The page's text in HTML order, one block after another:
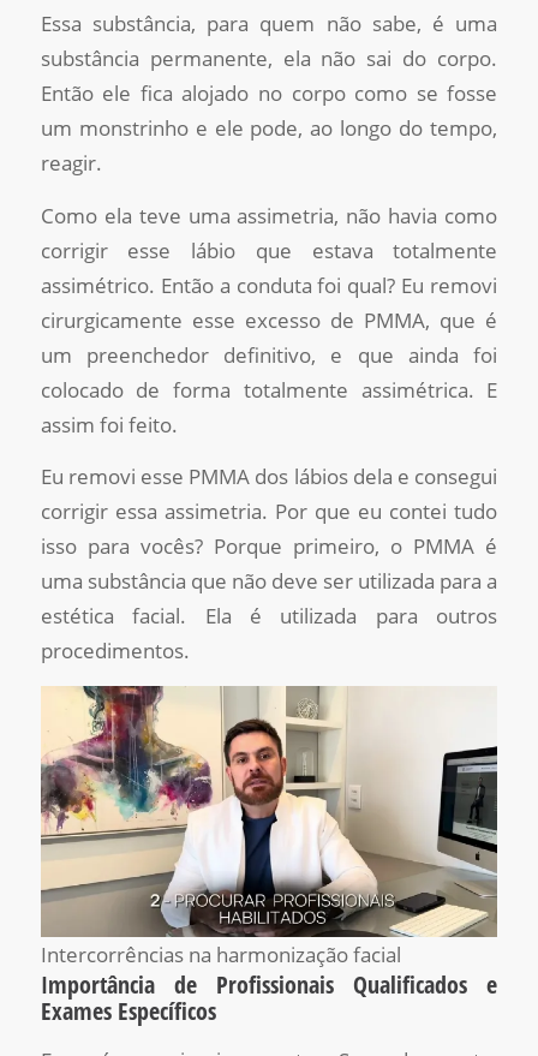
Essa substância, para quem não sabe, é uma
substância permanente, ela não sai do corpo.
Então ele fica alojado no corpo como se fosse
um monstrinho e ele pode, ao longo do tempo,
reagir.
Como ela teve uma assimetria, não havia como
corrigir esse lábio que estava totalmente
assimétrico. Então a conduta foi qual? Eu removi
cirurgicamente esse excesso de PMMA, que é
um preenchedor definitivo, e que ainda foi
colocado de forma totalmente assimétrica. E
assim foi feito.
Eu removi esse PMMA dos lábios dela e consegui
corrigir essa assimetria. Por que eu contei tudo
isso para vocês? Porque primeiro, o PMMA é
uma substância que não deve ser utilizada para a
estética facial. Ela é utilizada para outros
procedimentos.
Intercorrências na harmonização facial
Importância de Profissionais Qualificados e
Exames Específicos